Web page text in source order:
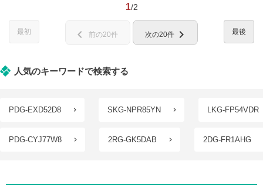
1/2
最初 最後
chevron_left 前の20件 次の20件 chevron_right
人気のキーワードで検索する
PDG-EXD52D8 SKG-NPR85YN LKG-FP54VDR
PDG-CYJ77W8 2RG-GK5DAB 2DG-FR1AHG